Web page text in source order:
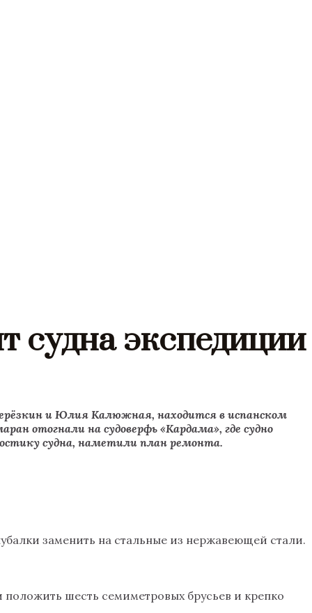
судна экспедиции
и Юлия Калюжная, находится в испанском
отогнали на судоверфь «Кардама», где судно
судна, наметили план ремонта.
заменить на стальные из нержавеющей стали.
шесть семиметровых брусьев и крепко